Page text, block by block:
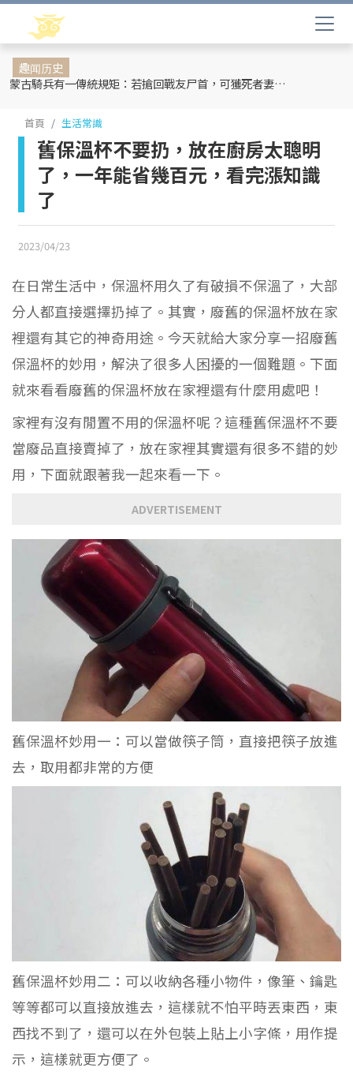
趣闻历史
蒙古騎兵有一傳統規矩：若搶回戰友尸首，可獲死者妻妾和全部牲畜
首頁 生活常識
舊保溫杯不要扔，放在廚房太聰明
了，一年能省幾百元，看完漲知識
了
2023/04/23
在日常生活中，保溫杯用久了有破損不保溫了，大部
分人都直接選擇扔掉了。其實，廢舊的保溫杯放在家
裡還有其它的神奇用途。今天就給大家分享一招廢舊
保溫杯的妙用，解決了很多人困擾的一個難題。下面
就來看看廢舊的保溫杯放在家裡還有什麼用處吧！
家裡有沒有閒置不用的保溫杯呢？這種舊保溫杯不要
當廢品直接賣掉了，放在家裡其實還有很多不錯的妙
用，下面就跟著我一起來看一下。
ADVERTISEMENT
舊保溫杯妙用一：可以當做筷子筒，直接把筷子放進
去，取用都非常的方便
舊保溫杯妙用二：可以收納各種小物件，像筆、鑰匙
等等都可以直接放進去，這樣就不怕平時丟東西，東
西找不到了，還可以在外包裝上貼上小字條，用作提
示，這樣就更方便了。